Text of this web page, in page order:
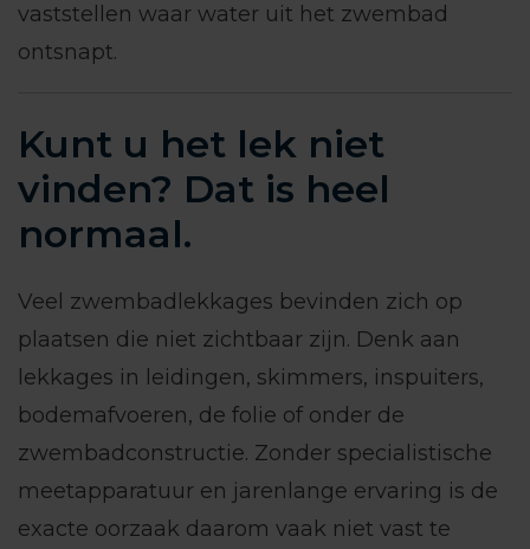
vaststellen waar water uit het zwembad
ontsnapt.
Kunt u het lek niet
vinden? Dat is heel
normaal.
Veel zwembadlekkages bevinden zich op
plaatsen die niet zichtbaar zijn. Denk aan
lekkages in leidingen, skimmers, inspuiters,
bodemafvoeren, de folie of onder de
zwembadconstructie. Zonder specialistische
meetapparatuur en jarenlange ervaring is de
exacte oorzaak daarom vaak niet vast te